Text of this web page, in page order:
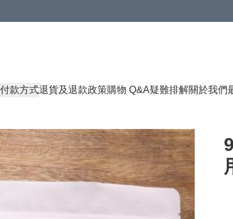
付款方式退貨及退款政策購物 Q&A疑難排解關於我們